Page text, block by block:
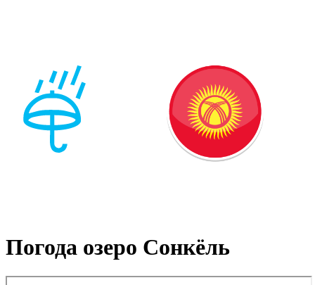
Погода озеро Сонкёль